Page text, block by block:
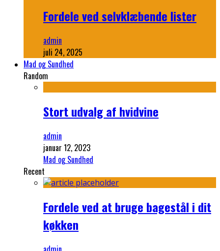
Fordele ved selvklæbende lister
admin
juli 24, 2025
Mad og Sundhed
Random
Stort udvalg af hvidvine
admin
januar 12, 2023
Mad og Sundhed
Recent
Fordele ved at bruge bagestål i dit
køkken